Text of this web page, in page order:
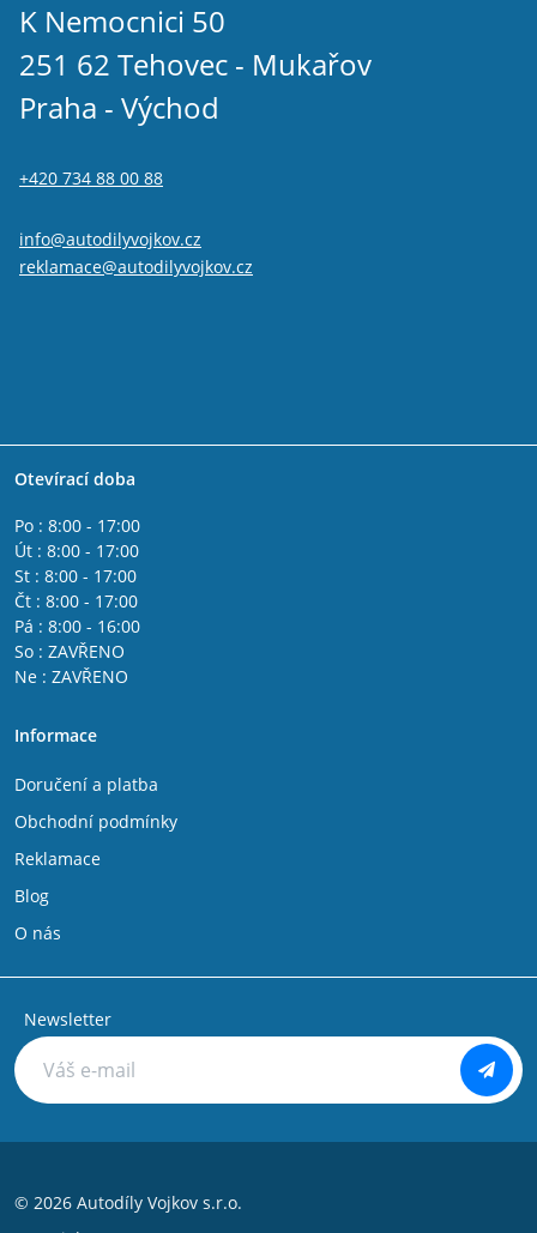
K Nemocnici 50
251 62 Tehovec - Mukařov
Praha - Východ
+420 734 88 00 88
info@autodilyvojkov.cz
reklamace@autodilyvojkov.cz
Otevírací doba
Po : 8:00 - 17:00
Út : 8:00 - 17:00
St : 8:00 - 17:00
Čt : 8:00 - 17:00
Pá : 8:00 - 16:00
So : ZAVŘENO
Ne : ZAVŘENO
Informace
Doručení a platba
Obchodní podmínky
Reklamace
Blog
O nás
Newsletter
© 2026 Autodíly Vojkov s.r.o.